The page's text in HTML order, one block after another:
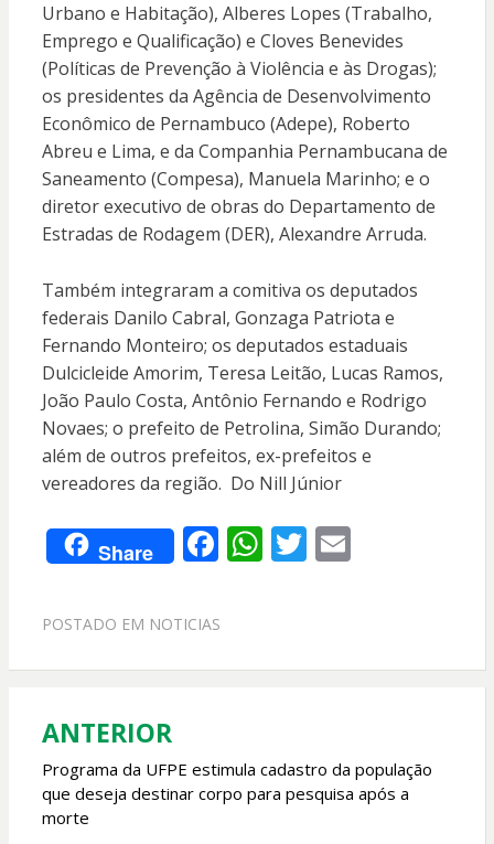
Urbano e Habitação), Alberes Lopes (Trabalho,
Emprego e Qualificação) e Cloves Benevides
(Políticas de Prevenção à Violência e às Drogas);
os presidentes da Agência de Desenvolvimento
Econômico de Pernambuco (Adepe), Roberto
Abreu e Lima, e da Companhia Pernambucana de
Saneamento (Compesa), Manuela Marinho; e o
diretor executivo de obras do Departamento de
Estradas de Rodagem (DER), Alexandre Arruda.
Também integraram a comitiva os deputados
federais Danilo Cabral, Gonzaga Patriota e
Fernando Monteiro; os deputados estaduais
Dulcicleide Amorim, Teresa Leitão, Lucas Ramos,
João Paulo Costa, Antônio Fernando e Rodrigo
Novaes; o prefeito de Petrolina, Simão Durando;
além de outros prefeitos, ex-prefeitos e
vereadores da região. Do Nill Júnior
Share F
e
o
k
W
A
p
T E
POSTADO EM NOTICIAS
Navegação
de
Post
ANTERIOR
Programa da UFPE estimula cadastro da população
que deseja destinar corpo para pesquisa após a
morte